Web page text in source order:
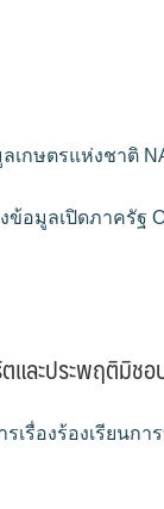
เกษตรแห่งชาติ
ข้อมูลเปิดภาครัฐ
และประพฤติมิชอ
รเรื่องร้องเรียนก